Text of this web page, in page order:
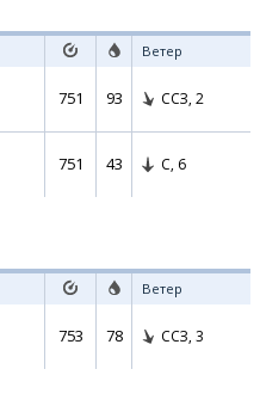
Ветер
751 93 ССЗ, 2
751 43 С, 6
Ветер
753 78 ССЗ, 3